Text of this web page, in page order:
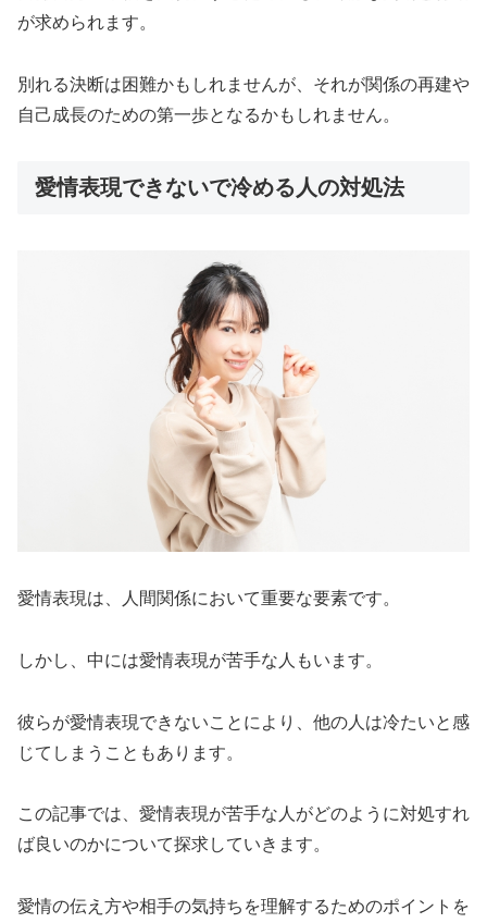
が求められます。
別れる決断は困難かもしれませんが、それが関係の再建や
自己成長のための第一歩となるかもしれません。
愛情表現できないで冷める人の対処法
愛情表現は、人間関係において重要な要素です。
しかし、中には愛情表現が苦手な人もいます。
彼らが愛情表現できないことにより、他の人は冷たいと感
じてしまうこともあります。
この記事では、愛情表現が苦手な人がどのように対処すれ
ば良いのかについて探求していきます。
愛情の伝え方や相手の気持ちを理解するためのポイントを